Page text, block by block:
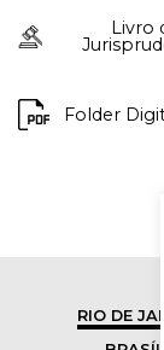
Livro
Folder
RIO DE